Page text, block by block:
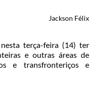
Jackson Félix
terça-feira (14) ter
e outras áreas de
e transfronteriços e